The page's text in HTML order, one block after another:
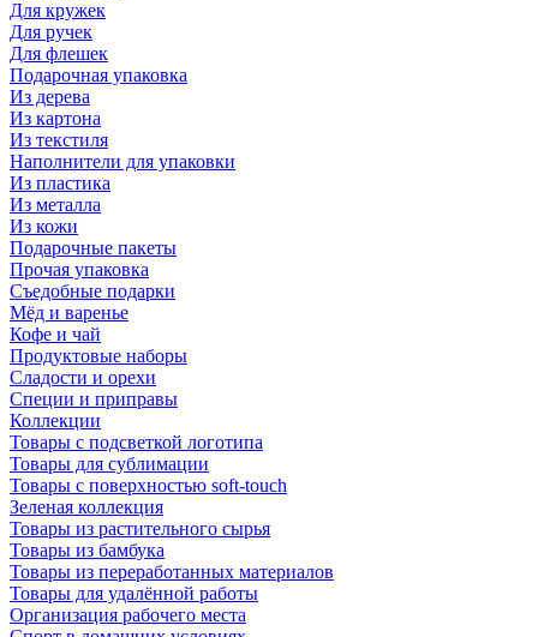
Для кружек
Для ручек
Для флешек
Подарочная упаковка
Из дерева
Из картона
Из текстиля
Наполнители для упаковки
Из пластика
Из металла
Из кожи
Подарочные пакеты
Прочая упаковка
Съедобные подарки
Мёд и варенье
Кофе и чай
Продуктовые наборы
Сладости и орехи
Специи и приправы
Коллекции
Товары с подсветкой логотипа
Товары для сублимации
Товары с поверхностью soft-touch
Зеленая коллекция
Товары из растительного сырья
Товары из бамбука
Товары из переработанных материалов
Товары для удалённой работы
Организация рабочего места